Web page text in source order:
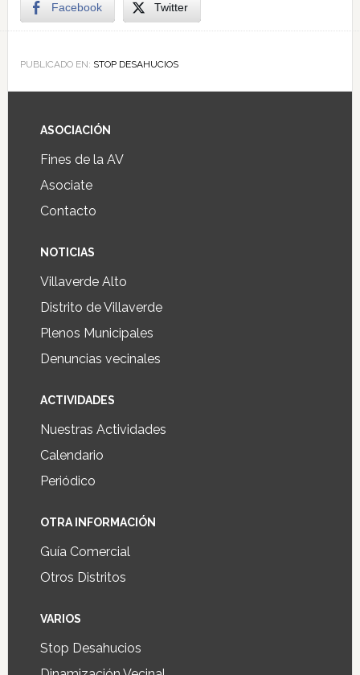
Facebook Twitter
PUBLICADO EN: STOP DESAHUCIOS
ASOCIACIÓN
Fines de la AV
Asociate
Contacto
NOTICIAS
Villaverde Alto
Distrito de Villaverde
Plenos Municipales
Denuncias vecinales
ACTIVIDADES
Nuestras Actividades
Calendario
Periódico
OTRA INFORMACIÓN
Guía Comercial
Otros Distritos
VARIOS
Stop Desahucios